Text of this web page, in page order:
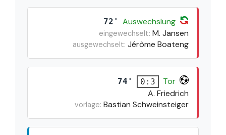
72' Auswechslung
eingewechselt: M. Jansen
ausgewechselt: Jérôme Boateng
74' 0:3
Tor
A. Friedrich
vorlage: Bastian Schweinsteiger